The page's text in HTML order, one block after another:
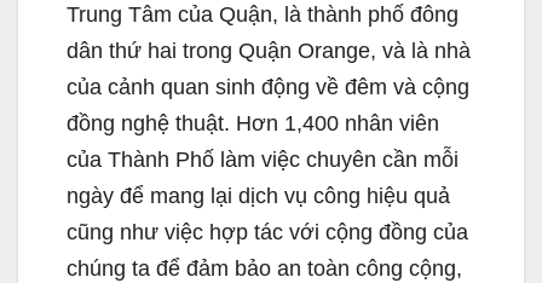
Trung Tâm của Quận, là thành phố đông
dân thứ hai trong Quận Orange, và là nhà
của cảnh quan sinh động về đêm và cộng
đồng nghệ thuật. Hơn 1,400 nhân viên
của Thành Phố làm việc chuyên cần mỗi
ngày để mang lại dịch vụ công hiệu quả
cũng như việc hợp tác với cộng đồng của
chúng ta để đảm bảo an toàn công cộng,